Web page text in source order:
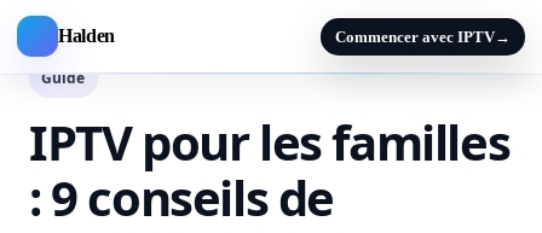
Halden Commencer avec IPTV→
Guide
IPTV pour les familles
: 9 conseils de